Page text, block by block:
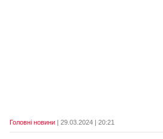
Головні новини | 29.03.2024 | 20:21